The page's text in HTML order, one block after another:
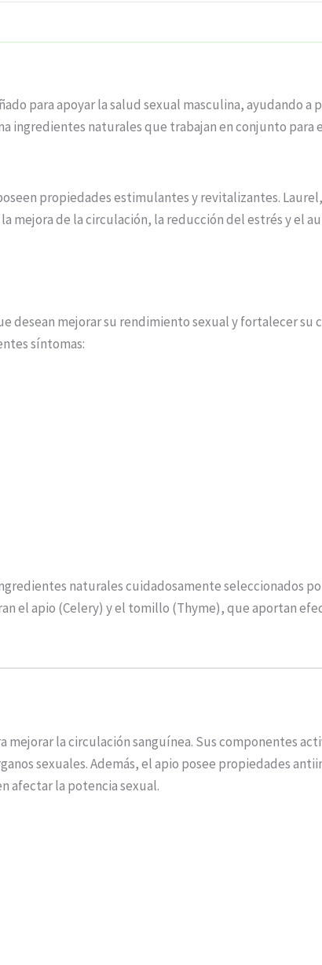
para apoyar la salud sexual masculina, ayudando a
ingredientes naturales que trabajan en conjunto para
propiedades estimulantes y revitalizantes.
mejora de la circulación, la reducción del estrés y el
desean mejorar su rendimiento sexual y fortalecer su
síntomas:
naturales cuidadosamente seleccionados
el apio (Celery) y el tomillo (Thyme), que aportan
la circulación sanguínea. Sus componentes
sexuales. Además, el apio posee propiedades
afectar la potencia sexual.